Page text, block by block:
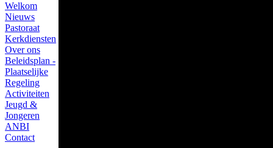
Welkom
Nieuws
Pastoraat
Kerkdiensten
Over ons
Beleidsplan -
Plaatselijke
Regeling
Activiteiten
Jeugd &
Jongeren
ANBI
Contact